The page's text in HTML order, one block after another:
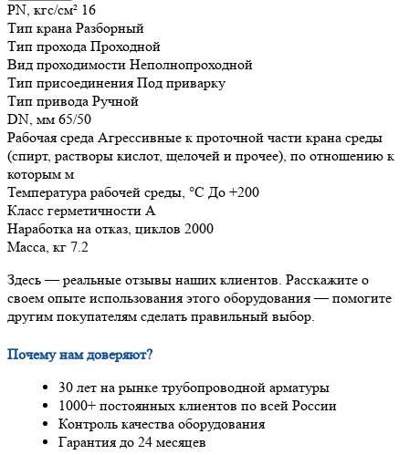
PN, кгс/см² 16
Тип крана Разборный
Тип прохода Проходной
Вид проходимости Неполнопроходной
Тип присоединения Под приварку
Тип привода Ручной
DN, мм 65/50
Рабочая среда Агрессивные к проточной части крана среды
(спирт, растворы кислот, щелочей и прочее), по отношению к
которым м
Температура рабочей среды, °С До +200
Класс герметичности А
Наработка на отказ, циклов 2000
Масса, кг 7.2
Здесь — реальные отзывы наших клиентов. Расскажите о
своем опыте использования этого оборудования — помогите
другим покупателям сделать правильный выбор.
Почему нам доверяют?
30 лет на рынке трубопроводной арматуры
1000+ постоянных клиентов по всей России
Контроль качества оборудования
Гарантия до 24 месяцев